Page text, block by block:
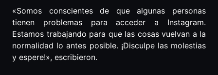
«Somos conscientes de que algunas personas
tienen problemas para acceder a Instagram.
Estamos trabajando para que las cosas vuelvan a la
normalidad lo antes posible. ¡Disculpe las molestias
y espere!», escribieron.